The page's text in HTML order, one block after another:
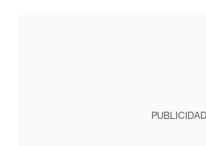
PUBLICIDAD